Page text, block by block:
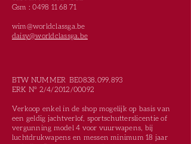
Gsm :0498 11 68 71
wim@worldclassga.be
daisy@worldclassga.be
BTW NUMMER BE0838.099.893
ERK N° 2/4/2012/00092
Verkoop enkel in de shop mogelijk op basis van
een geldig jachtverlof, sportschutterslicentie of
vergunning model 4 voor vuurwapens, bij
luchtdrukwapens en messen minimum 18 jaar